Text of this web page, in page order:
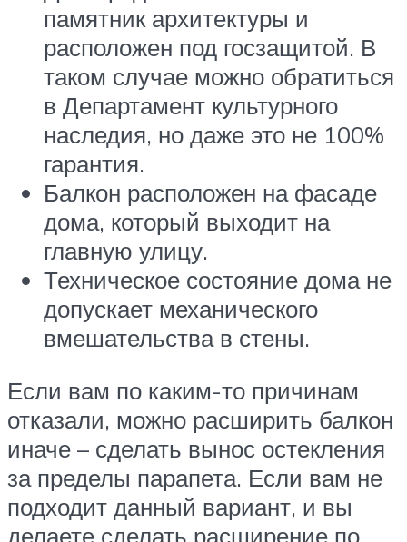
памятник архитектуры и
расположен под госзащитой. В
таком случае можно обратиться
в Департамент культурного
наследия, но даже это не 100%
гарантия.
Балкон расположен на фасаде
дома, который выходит на
главную улицу.
Техническое состояние дома не
допускает механического
вмешательства в стены.
Если вам по каким-то причинам
отказали, можно расширить балкон
иначе – сделать вынос остекления
за пределы парапета. Если вам не
подходит данный вариант, и вы
делаете сделать расширение по